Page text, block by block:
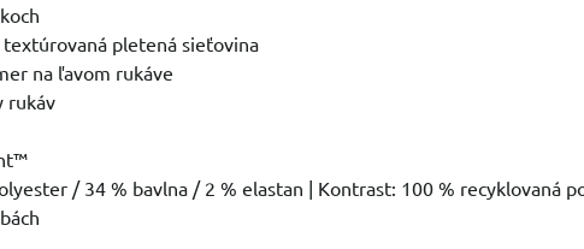
textúrovaná pletená sieťovina
na ľavom rukáve
rukáv
/ 34 % bavlna / 2 % elastan | Kontrast: 100 % recyklovaná